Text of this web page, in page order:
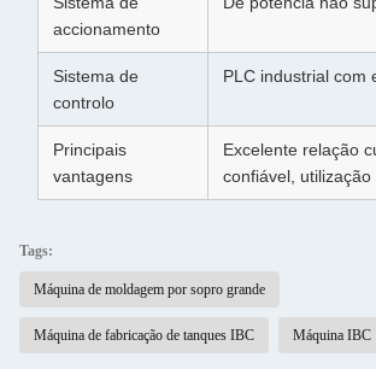
accionamento
Sistema de
controlo
PLC industrial com
Principais
vantagens
Excelente relação
confiável,
Tags:
Máquina de moldagem por sopro grande
Máquina de fabricação de tanques IBC Máquina IBC